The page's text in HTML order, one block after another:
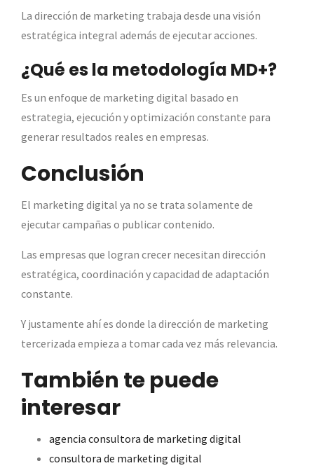
La dirección de marketing trabaja desde una visión
estratégica integral además de ejecutar acciones.
¿Qué es la metodología MD+?
Es un enfoque de marketing digital basado en
estrategia, ejecución y optimización constante para
generar resultados reales en empresas.
Conclusión
El marketing digital ya no se trata solamente de
ejecutar campañas o publicar contenido.
Las empresas que logran crecer necesitan dirección
estratégica, coordinación y capacidad de adaptación
constante.
Y justamente ahí es donde la dirección de marketing
tercerizada empieza a tomar cada vez más relevancia.
También te puede
interesar
agencia consultora de marketing digital
consultora de marketing digital